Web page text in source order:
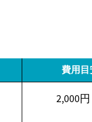
費用目
2,000